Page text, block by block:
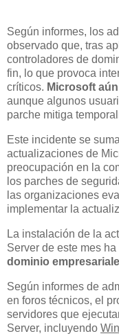
Según informes, los
observado que, tras
controladores de
fin, lo que provoca
críticos. Microsoft
aunque algunos
parche mitiga
Este incidente se
actualizaciones de
preocupación en la
los parches de
las organizaciones
implementar la
La instalación de la
Server de este mes
dominio
Según informes de
en foros técnicos, el
servidores que
Server, incluyendo